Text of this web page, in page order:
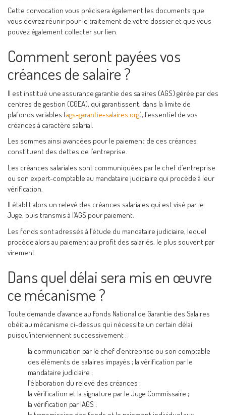
Cette convocation vous précisera également les documents que
vous devrez réunir pour le traitement de votre dossier et que vous
pouvez également collecter sur lien.
Comment seront payées vos
créances de salaire ?
Il est institué une assurance garantie des salaires (AGS) gérée par des
centres de gestion (CGEA), qui garantissent, dans la limite de
plafonds variables (ags-garantie-salaires.org), l’essentiel de vos
créances à caractère salarial.
Les sommes ainsi avancées pour le paiement de ces créances
constituent des dettes de l’entreprise.
Les créances salariales sont communiquées par le chef d’entreprise
ou son expert-comptable au mandataire judiciaire qui procède à leur
vérification.
Il établit alors un relevé des créances salariales qui est visé par le
Juge, puis transmis à l’AGS pour paiement.
Les fonds sont adressés à l’étude du mandataire judiciaire, lequel
procède alors au paiement au profit des salariés, le plus souvent par
virement.
Dans quel délai sera mis en œuvre
ce mécanisme ?
Toute demande d’avance au Fonds National de Garantie des Salaires
obéit au mécanisme ci-dessus qui nécessite un certain délai
puisqu’interviennent successivement :
la communication par le chef d’entreprise ou son comptable
des éléments de salaires impayés ; la vérification par le
mandataire judiciaire ;
l’élaboration du relevé des créances ;
la vérification et la signature par le Juge Commissaire ;
la vérification par lAGS ;